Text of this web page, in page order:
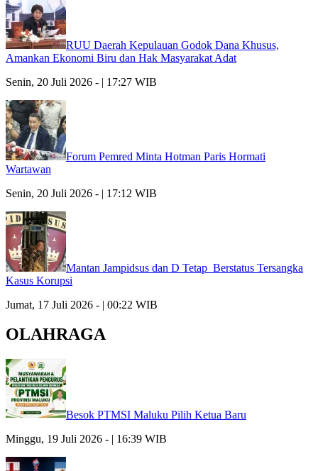
RUU Daerah Kepulauan Godok Dana Khusus,
Amankan Ekonomi Biru dan Hak Masyarakat Adat
Senin, 20 Juli 2026 - | 17:27 WIB
Forum Pemred Minta Hotman Paris Hormati
Wartawan
Senin, 20 Juli 2026 - | 17:12 WIB
Mantan Jampidsus dan D Tetap Berstatus Tersangka
Kasus Korupsi
Jumat, 17 Juli 2026 - | 00:22 WIB
OLAHRAGA
Besok PTMSI Maluku Pilih Ketua Baru
Minggu, 19 Juli 2026 - | 16:39 WIB